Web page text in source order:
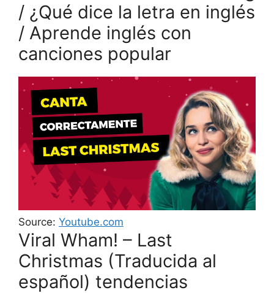
/ ¿Qué dice la letra en inglés
/ Aprende inglés con
canciones popular
Source: Youtube.com
Viral Wham! – Last
Christmas (Traducida al
español) tendencias